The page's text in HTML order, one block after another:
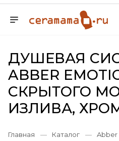
ДУШЕВАЯ
ABBER
СКРЫТОГО
ИЗЛИВА,
Главная — Каталог — Abber